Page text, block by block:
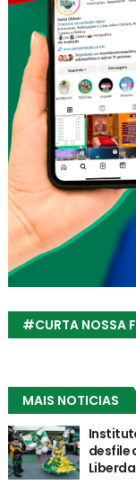
#CURTA NOSSA
MAIS NOTICIAS
desfile